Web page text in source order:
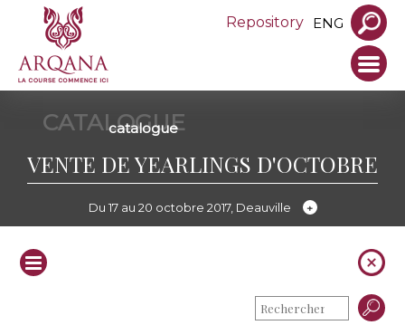
Repository ENG
CATALOGUE
catalogue
VENTE DE YEARLINGS D'OCTOBRE
Du 17 au 20 octobre 2017, Deauville